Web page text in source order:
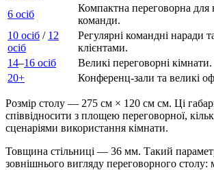
6 осіб
Компактна переговорна для
команди.
10 осіб / 12
осіб
Регулярні командні наради та
клієнтами.
14–16 осіб
Великі переговорні кімнати.
20+
Конференц-зали та великі
Розмір столу — 275 см × 120 см см. Ці
співвідносити з площею переговорної,
сценаріями використання кімнати.
Товщина стільниці — 36 мм. Такий
зовнішнього вигляду переговорного столу: